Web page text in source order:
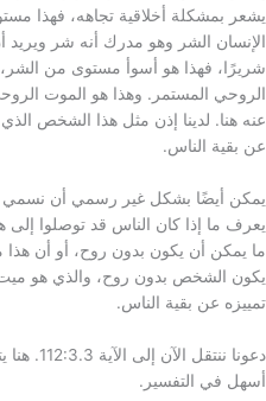
يشعر بمشكلة أخلاقية تجاهه، فهذا
الإنسان الشر وهو مدرك أنه شر ويريد
شريرًا، فهذا هو أسوأ مستوى من الشر،
الروحي المستمر. وهذا هو الموت
عنه هنا. لدينا إذن مثل هذا الشخص
عن بقية الناس.
يمكن أيضًا بشكل غير رسمي أن نسمي
يعرف ما إذا كان الناس قد توصلوا
ما يمكن أن يكون بدون روح، أو أن
يكون الشخص بدون روح، والذي هو ميت
تمييزه عن بقية الناس.
دعونا
أسهل في التفسير.